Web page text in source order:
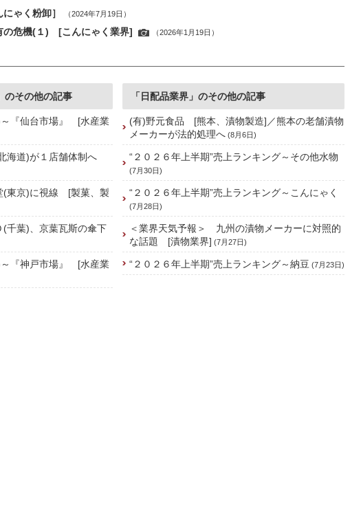
ゃく粉卸］ （2024年7月19日）
の危機(１) [こんにゃく業界] （2026年1月19日）
のその他の記事
『仙台市場』 [水産業
海道)が１店舗体制へ
(東京)に視線 [製菓、製
(千葉)、京葉瓦斯の傘下
『神戸市場』 [水産業
「日配品業界」のその他の記事
(有)野元食品 [熊本、漬物製造]／熊本の老舗漬物
メーカーが法的処理へ (8月6日)
“２０２６年上半期”売上ランキング～その他水物
(7月30日)
“２０２６年上半期”売上ランキング～こんにゃく
(7月28日)
＜業界天気予報＞ 九州の漬物メーカーに対照的
な話題 [漬物業界] (7月27日)
“２０２６年上半期”売上ランキング～納豆 (7月23日)